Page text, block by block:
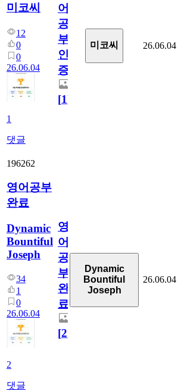
미코씨
12
0
0
26.06.04
1
댓글
어
공
부
인
증
[1]
미코씨 26.06.04
196262
영어공부
완료
Dynamic
Bountiful
Joseph
34
1
0
26.06.04
2
댓글
영
어
공
부
완
료
[2]
Dynamic
Bountiful
Joseph
26.06.04